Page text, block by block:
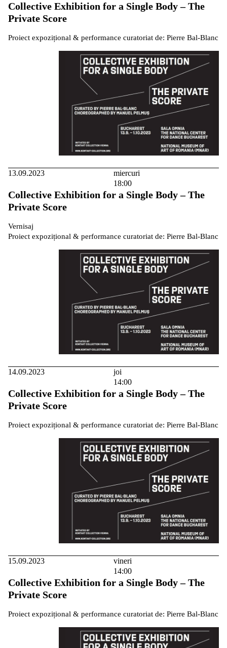
Collective Exhibition for a Single Body – The
Private Score
Proiect expozițional & performance curatoriat de: Pierre Bal-Blanc
13.09.2023
miercuri
18:00
Collective Exhibition for a Single Body – The
Private Score
Vernisaj
Proiect expozițional & performance curatoriat de: Pierre Bal-Blanc
14.09.2023
joi
14:00
Collective Exhibition for a Single Body – The
Private Score
Proiect expozițional & performance curatoriat de: Pierre Bal-Blanc
15.09.2023
vineri
14:00
Collective Exhibition for a Single Body – The
Private Score
Proiect expozițional & performance curatoriat de: Pierre Bal-Blanc